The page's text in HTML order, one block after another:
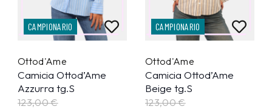
CAMPIONARIO
Ottod'Ame
Camicia Ottod’Ame
Azzurra tg.S
123,00 €
CAMPIONARIO
Ottod'Ame
Camicia Ottod’Ame
Beige tg.S
123,00 €